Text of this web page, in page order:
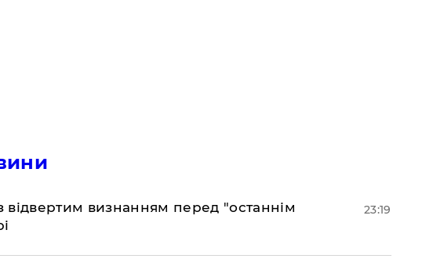
відвертим визнанням перед "останнім
23:19